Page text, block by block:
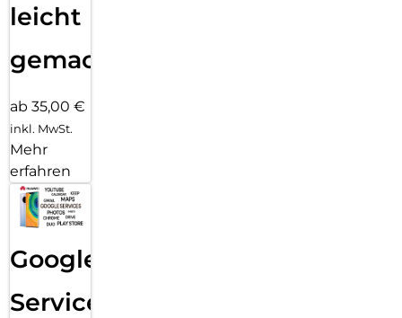
leicht
gemacht!
ab 35,00 €
inkl. MwSt.
Mehr
erfahren
Google
Services